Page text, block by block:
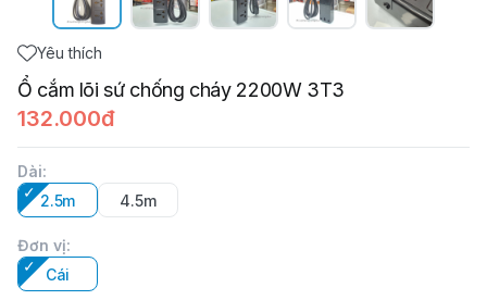
Yêu thích
Ổ cắm lõi sứ chống cháy 2200W 3T3
132.000đ
Dài:
2.5m
4.5m
Đơn vị:
Cái